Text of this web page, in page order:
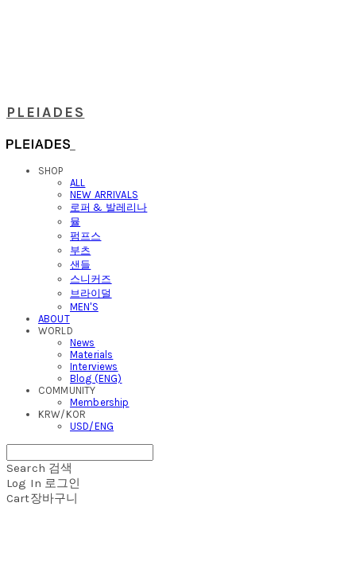
PLEIADES
SHOP
ALL
NEW ARRIVALS
로퍼 & 발레리나
뮬
펌프스
부츠
샌들
스니커즈
브라이덜
MEN'S
ABOUT
WORLD
News
Materials
Interviews
Blog (ENG)
COMMUNITY
Membership
KRW/KOR
USD/ENG
Search 검색
Log In 로그인
Cart장바구니